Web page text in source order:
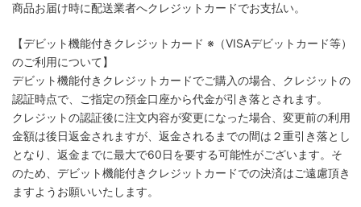
商品お届け時に配送業者へクレジットカードでお支払い。
【デビット機能付きクレジットカード ※（VISAデビットカード等）
のご利用について】
デビット機能付きクレジットカードでご購入の場合、クレジットの
認証時点で、ご指定の預金口座から代金が引き落とされます。
クレジットの認証後に注文内容が変更になった場合、変更前の利用
金額は後日返金されますが、返金されるまでの間は２重引き落とし
となり、返金までに最大で60日を要する可能性がございます。そ
のため、デビット機能付きクレジットカードでの決済はご遠慮頂き
ますようお願いいたします。